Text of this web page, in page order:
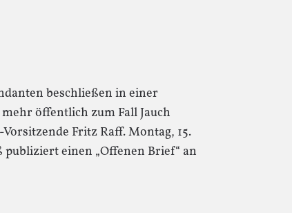
beschließen in einer
öffentlich zum Fall Jauch
Fritz Raff. Montag, 15.
publiziert einen „Offenen Brief“ an